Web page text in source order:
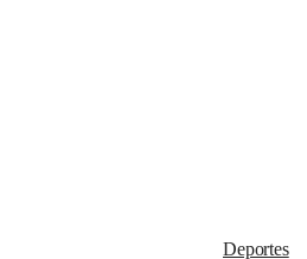
Deportes